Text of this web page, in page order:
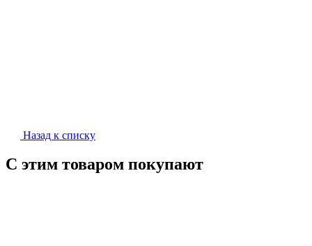
Назад к списку
С этим товаром покупают